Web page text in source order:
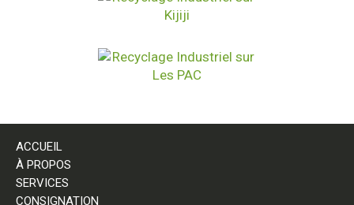
ACCUEIL
À PROPOS
SERVICES
CONSIGNATION